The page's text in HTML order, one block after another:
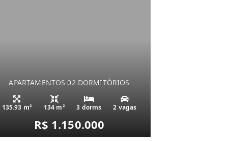
APARTAMENTOS 02 DORMITÓRIOS
135.93 m² 134 m² 3 dorms 2 vagas
R$ 1.150.000